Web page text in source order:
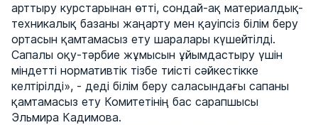
арттыру курстарынан өтті, сондай-ақ материалдық-
техникалық базаны жаңарту мен қауіпсіз білім беру
ортасын қамтамасыз ету шаралары күшейтілді.
Сапалы оқу-тәрбие жұмысын ұйымдастыру үшін
міндетті нормативтік тізбе тиісті сәйкестікке
келтірілді», - деді білім беру саласындағы сапаны
қамтамасыз ету Комитетінің бас сарапшысы
Эльмира Кадимова.